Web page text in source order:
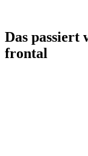
Das
frontal